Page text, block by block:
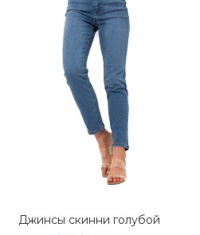
Джинсы скинни голубой